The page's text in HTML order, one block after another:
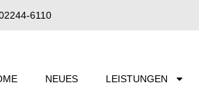
6110
NEUES LEISTUNGEN